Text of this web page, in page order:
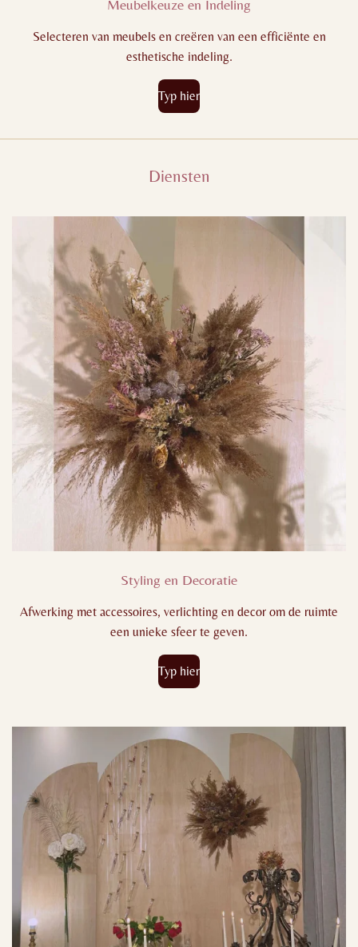
Meubelkeuze en Indeling
Selecteren van meubels en creëren van een efficiënte en
esthetische indeling.
Typ hier
Diensten
Styling en Decoratie
Afwerking met accessoires, verlichting en decor om de ruimte
een unieke sfeer te geven.
Typ hier